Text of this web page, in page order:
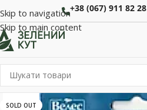
Skip to navigation
Skip to main content
+38 (067) 911 82 28
SOLD OUT